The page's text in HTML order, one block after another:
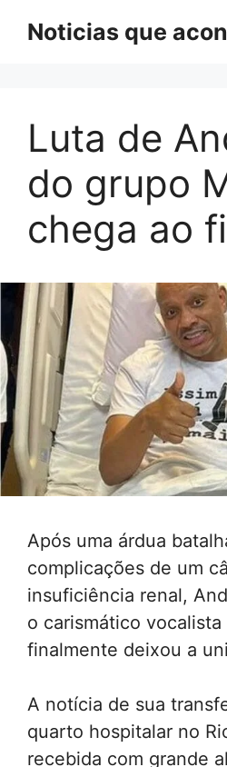
Noticias que
Luta de
do grupo
chega ao
Após uma árdua
complicações de um
insuficiência renal,
o carismático
finalmente deixou a
A notícia de sua
quarto hospitalar no
recebida com grande